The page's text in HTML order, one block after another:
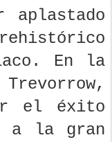
aplastado
En la
el éxito
a la gran